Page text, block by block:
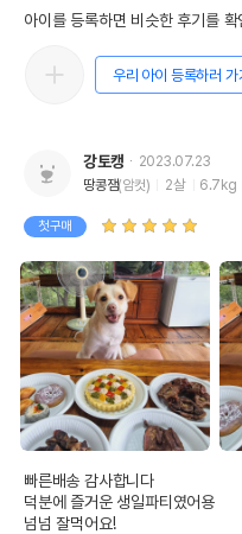
아이를 등록하면 비슷한 후기를
우리 아이 등록하러 가
강토캥
2023.07.23
땅콩잼(암컷) 2살 6.7kg
첫구매
빠른배송 감사합니다
덕분에 즐거운 생일파티였어용
넘넘 잘먹어요!